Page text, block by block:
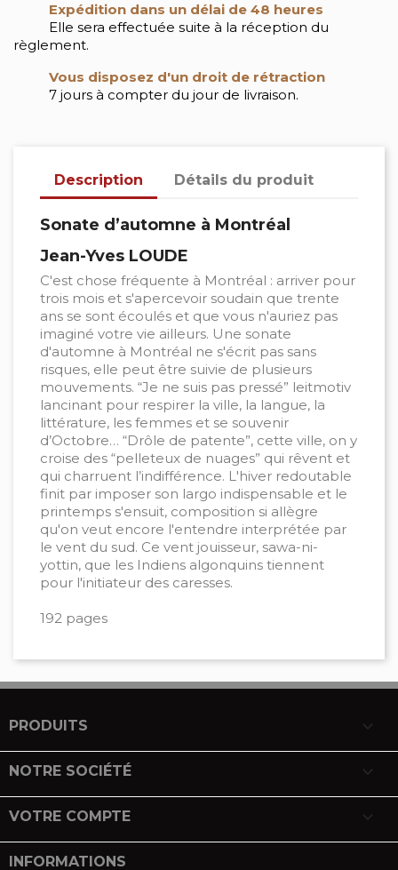
Expédition dans un délai de 48 heures
Elle sera effectuée suite à la réception du
règlement.
Vous disposez d'un droit de rétraction
7 jours à compter du jour de livraison.
Description Détails du produit
Sonate d’automne à Montréal
Jean-Yves LOUDE
C'est chose fréquente à Montréal : arriver pour
trois mois et s'apercevoir soudain que trente
ans se sont écoulés et que vous n'auriez pas
imaginé votre vie ailleurs. Une sonate
d'automne à Montréal ne s'écrit pas sans
risques, elle peut être suivie de plusieurs
mouvements. “Je ne suis pas pressé” leitmotiv
lancinant pour respirer la ville, la langue, la
littérature, les femmes et se souvenir
d’Octobre… “Drôle de patente”, cette ville, on y
croise des “pelleteux de nuages” qui rêvent et
qui charruent l’indifférence. L'hiver redoutable
finit par imposer son largo indispensable et le
printemps s'ensuit, composition si allègre
qu'on veut encore l'entendre interprétée par
le vent du sud. Ce vent jouisseur, sawa-ni-
yottin, que les Indiens algonquins tiennent
pour l'initiateur des caresses.
192 pages
PRODUITS 
NOTRE SOCIÉTÉ 
VOTRE COMPTE 
INFORMATIONS